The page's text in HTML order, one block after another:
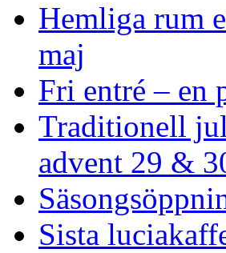
Hemliga rum
maj
Fri entré – en
Traditionell
advent 29 &
Sista